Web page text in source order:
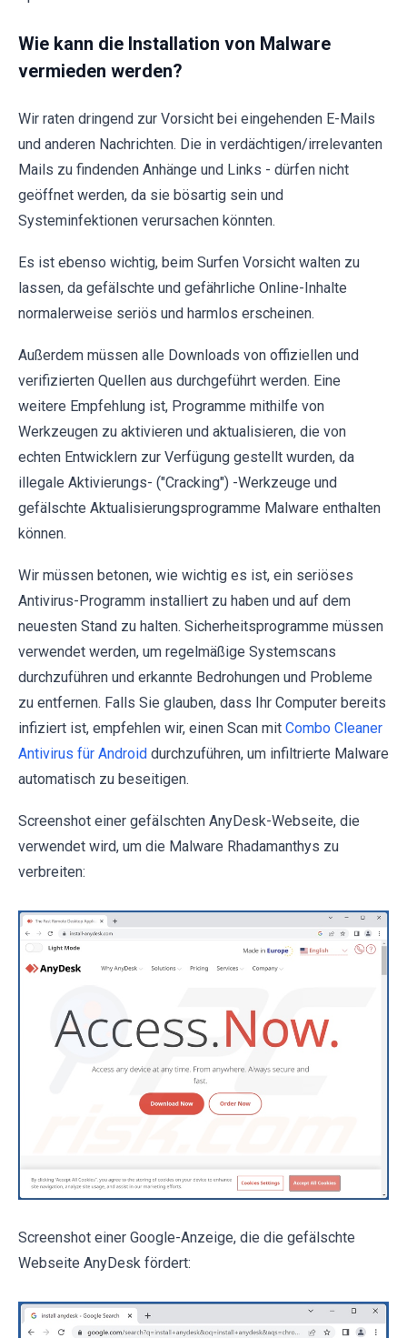
Wie kann die Installation von Malware
vermieden werden?
Wir raten dringend zur Vorsicht bei eingehenden E-Mails
und anderen Nachrichten. Die in verdächtigen/irrelevanten
Mails zu findenden Anhänge und Links - dürfen nicht
geöffnet werden, da sie bösartig sein und
Systeminfektionen verursachen könnten.
Es ist ebenso wichtig, beim Surfen Vorsicht walten zu
lassen, da gefälschte und gefährliche Online-Inhalte
normalerweise seriös und harmlos erscheinen.
Außerdem müssen alle Downloads von offiziellen und
verifizierten Quellen aus durchgeführt werden. Eine
weitere Empfehlung ist, Programme mithilfe von
Werkzeugen zu aktivieren und aktualisieren, die von
echten Entwicklern zur Verfügung gestellt wurden, da
illegale Aktivierungs- ("Cracking") -Werkzeuge und
gefälschte Aktualisierungsprogramme Malware enthalten
können.
Wir müssen betonen, wie wichtig es ist, ein seriöses
Antivirus-Programm installiert zu haben und auf dem
neuesten Stand zu halten. Sicherheitsprogramme müssen
verwendet werden, um regelmäßige Systemscans
durchzuführen und erkannte Bedrohungen und Probleme
zu entfernen. Falls Sie glauben, dass Ihr Computer bereits
infiziert ist, empfehlen wir, einen Scan mit Combo Cleaner
Antivirus für Android durchzuführen, um infiltrierte Malware
automatisch zu beseitigen.
Screenshot einer gefälschten AnyDesk-Webseite, die
verwendet wird, um die Malware Rhadamanthys zu
verbreiten:
Screenshot einer Google-Anzeige, die die gefälschte
Webseite AnyDesk fördert: